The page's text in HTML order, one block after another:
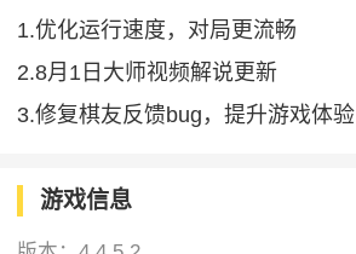
1.优化运行速度，对局更流畅
2.8月1日大师视频解说更新
3.修复棋友反馈bug，提升游戏体验
游戏信息